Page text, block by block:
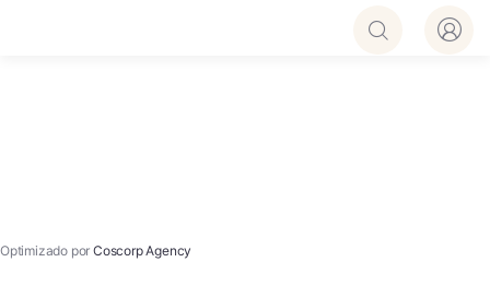
Optimizado porCoscorp Agency